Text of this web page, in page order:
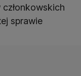
sprawie